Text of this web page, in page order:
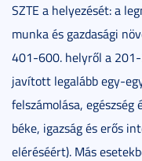
SZTE a helyezését: a
munka és gazdasági
401-600. helyről a
javított legalább egy-
felszámolása,
béke, igazság és erős
eléréséért). Más